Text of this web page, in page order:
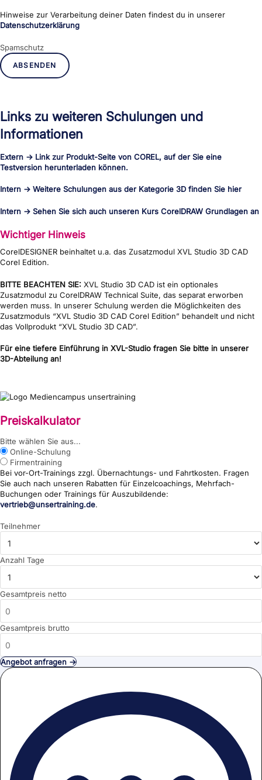
Hinweise zur Verarbeitung deiner Daten findest du in unserer
Datenschutzerklärung
Spamschutz
ABSENDEN
Links zu weiteren Schulungen und
Informationen
Extern → Link zur Produkt-Seite von COREL, auf der Sie eine
Testversion herunterladen können.
Intern → Weitere Schulungen aus der Kategorie 3D finden Sie hier
Intern → Sehen Sie sich auch unseren Kurs CorelDRAW Grundlagen an
Wichtiger Hinweis
CorelDESIGNER beinhaltet u.a. das Zusatzmodul XVL Studio 3D CAD
Corel Edition.
BITTE BEACHTEN SIE: XVL Studio 3D CAD ist ein optionales
Zusatzmodul zu CorelDRAW Technical Suite, das separat erworben
werden muss. In unserer Schulung werden die Möglichkeiten des
Zusatzmoduls “XVL Studio 3D CAD Corel Edition” behandelt und nicht
das Vollprodukt “XVL Studio 3D CAD”.
Für eine tiefere Einführung in XVL-Studio fragen Sie bitte in unserer
3D-Abteilung an!
Preiskalkulator
Bitte wählen Sie aus...
Online-Schulung
Firmentraining
Bei vor-Ort-Trainings zzgl. Übernachtungs- und Fahrtkosten. Fragen
Sie auch nach unseren Rabatten für Einzelcoachings, Mehrfach-
Buchungen oder Trainings für Auszubildende:
vertrieb@unsertraining.de.
Teilnehmer
Anzahl Tage
Gesamtpreis netto
Gesamtpreis brutto
Angebot anfragen →